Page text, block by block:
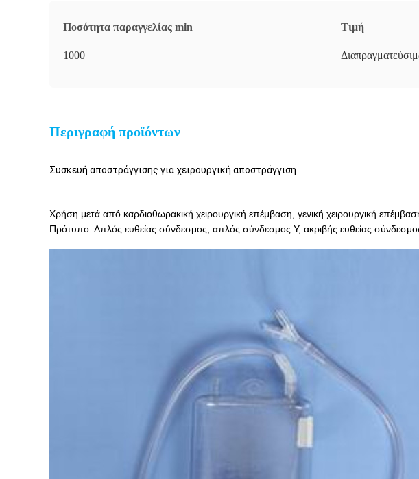
Ποσότητα παραγγελίας min
1000
Τιμή
Περιγραφή προϊόντων
Συσκευή αποστράγγισης για χειρουργική αποστράγγιση
Χρήση μετά από καρδιοθωρακική χειρουργική επέμβαση, γενική χειρουργική
Πρότυπο: Απλός ευθείας σύνδεσμος, απλός σύνδεσμος Y, ακριβής ευθείας